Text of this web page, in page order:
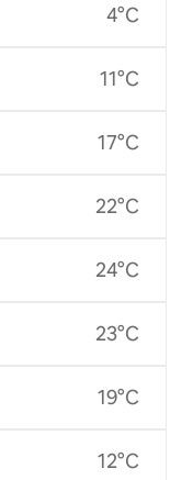
4°C
11°C
17°C
22°C
24°C
23°C
19°C
12°C